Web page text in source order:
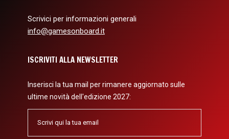
Scrivici per informazioni generali
info@gamesonboard.it
ISCRIVITI ALLA NEWSLETTER
Inserisci la tua mail per rimanere aggiornato sulle
ultime novità dell'edizione 2027: